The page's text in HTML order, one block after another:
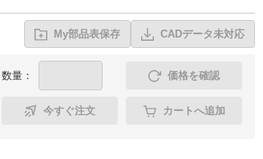
My部品表保存 CADデータ未対応
数量： 価格を確認
今すぐ注文 カートへ追加